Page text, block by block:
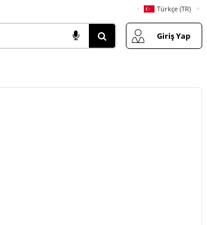
Türkçe (TR)
Giriş Yap